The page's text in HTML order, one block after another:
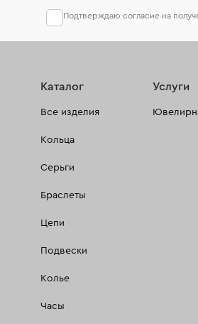
Подтверждаю согласие на
Каталог
Все изделия
Кольца
Серьги
Браслеты
Цепи
Подвески
Колье
Часы
Услуги